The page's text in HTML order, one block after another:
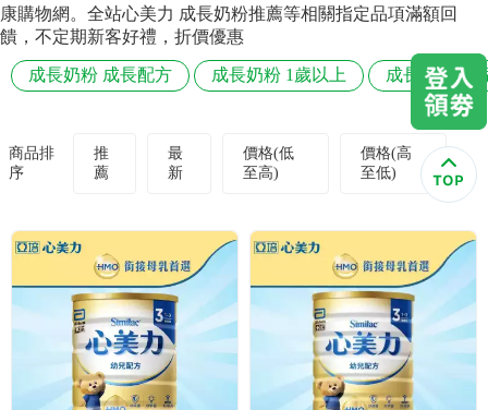
婦幼
保健／營養品
美容／個人清潔
食品／健康食補
訂單查詢
收藏清單
優惠券領取
優惠券查詢
康購物網。全站心美力 成長奶粉推薦等相關指定品項滿額回
饋，不定期新客好禮，折價優惠
成長奶粉 成長配方 成長奶粉 1歲以上 成長奶粉 幼
商品排
序
推
薦
最
新
價格(低
至高)
價格(高
至低)